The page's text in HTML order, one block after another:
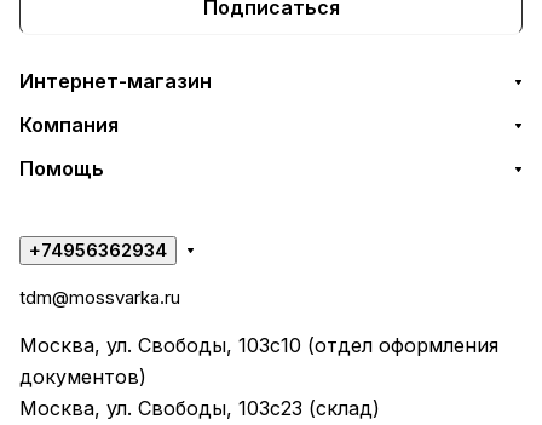
Подписаться
Интернет-магазин
Компания
Помощь
+74956362934
tdm@mossvarka.ru
Москва, ул. Свободы, 103с10 (отдел оформления
документов)
Москва, ул. Свободы, 103с23 (склад)